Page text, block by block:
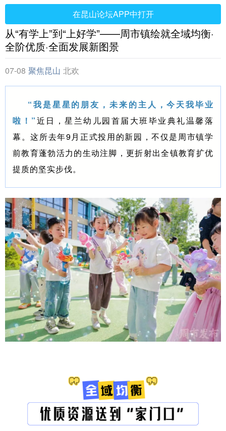
在昆山论坛APP中打开
从“有学上”到“上好学”——周市镇绘就全域均衡·
全阶优质·全面发展新图景
07-08 聚焦昆山 北欢
“我是星星的朋友，未来的主人，今天我毕业
啦！”近日，星兰幼儿园首届大班毕业典礼温馨落
幕。这所去年9月正式投用的新园，不仅是周市镇学
前教育蓬勃活力的生动注脚，更折射出全镇教育扩优
提质的坚实步伐。